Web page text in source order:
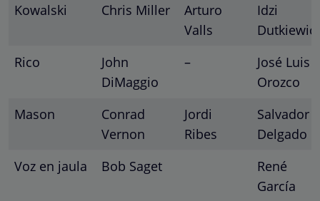
Kowalski
Chris Miller
Arturo
Valls
Idzi
Rico
John
DiMaggio
–
José Luis
Orozco
Mason
Conrad
Vernon
Jordi
Ribes
Salvador
Delgado
Voz en jaula
Bob Saget
René
García